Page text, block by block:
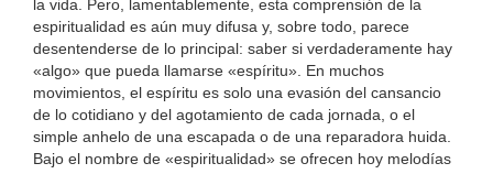
la vida. Pero, lamentablemente, esta comprensión de la
espiritualidad es aún muy difusa y, sobre todo, parece
desentenderse de lo principal: saber si verdaderamente hay
«algo» que pueda llamarse «espíritu». En muchos
movimientos, el espíritu es solo una evasión del cansancio
de lo cotidiano y del agotamiento de cada jornada, o el
simple anhelo de una escapada o de una reparadora huida.
Bajo el nombre de «espiritualidad» se ofrecen hoy melodías